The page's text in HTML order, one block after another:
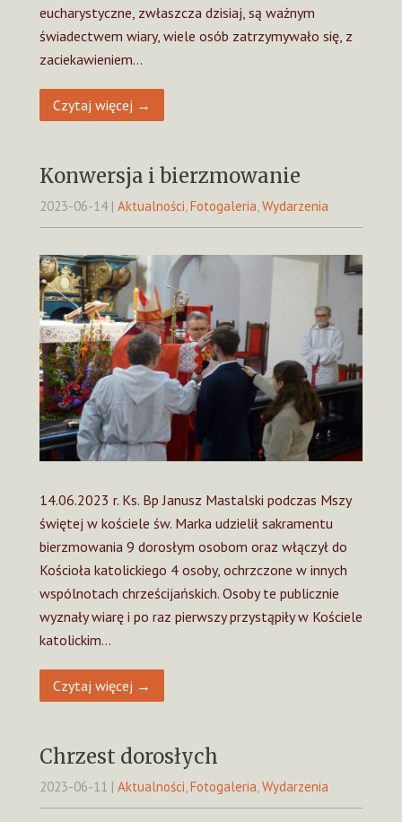
eucharystyczne, zwłaszcza dzisiaj, są ważnym
świadectwem wiary, wiele osób zatrzymywało się, z
zaciekawieniem…
Czytaj więcej →
Konwersja i bierzmowanie
2023-06-14 | Aktualności Fotogaleria Wydarzenia
14.06.2023 r. Ks. Bp Janusz Mastalski podczas Mszy
świętej w kościele św. Marka udzielił sakramentu
bierzmowania 9 dorosłym osobom oraz włączył do
Kościoła katolickiego 4 osoby, ochrzczone w innych
wspólnotach chrześcijańskich. Osoby te publicznie
wyznały wiarę i po raz pierwszy przystąpiły w Kościele
katolickim…
Czytaj więcej →
Chrzest dorosłych
2023-06-11 | Aktualności Fotogaleria Wydarzenia